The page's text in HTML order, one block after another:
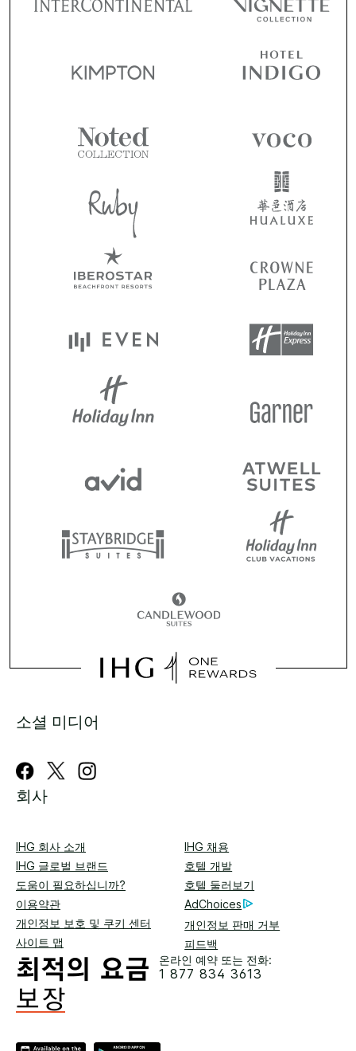
소셜 미디어
회사
IHG 회사 소개
IHG 채용
IHG 글로벌 브랜드
호텔 개발
도움이 필요하십니까?
호텔 둘러보기
이용약관
AdChoices
개인정보 보호 및 쿠키 센터
개인정보 판매 거부
사이트 맵
피드백
온라인 예약 또는 전화:
1 877 834 3613